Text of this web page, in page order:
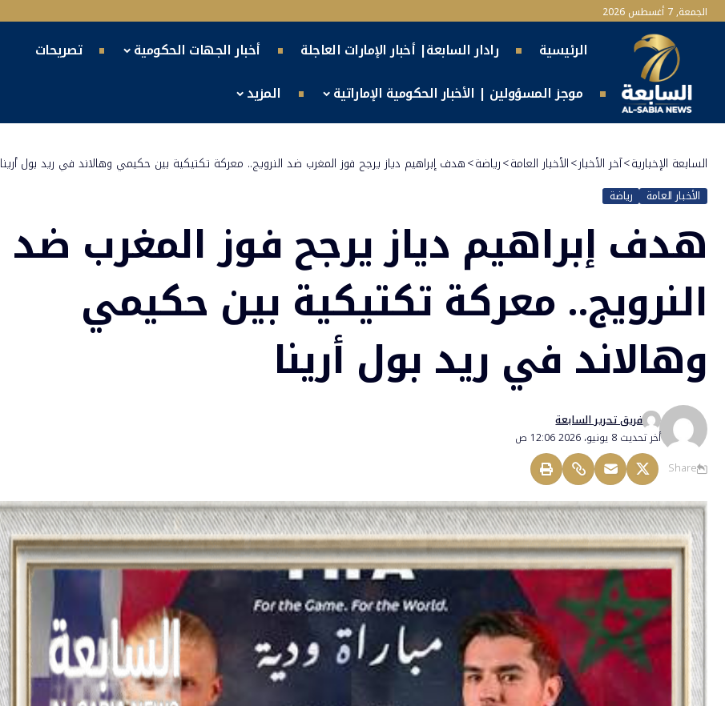
الجمعة, 7 أغسطس 2026
الرئيسية رادار السابعة| أخبار الإمارات العاجلة أخبار الجهات الحكومية
تصريحات
موجز المسؤولين | الأخبار الحكومية الإماراتية
المزيد
السابعة الإخبارية>آخر الأخبار>الأخبار العامة>رياضة>هدف إبراهيم دياز يرجح فوز المغرب ضد النرويج.. معركة تكتيكية بين حكيمي وهالاند في ريد بول أرينا
الأخبار العامة رياضة
هدف إبراهيم دياز يرجح فوز المغرب ضد
النرويج.. معركة تكتيكية بين حكيمي
وهالاند في ريد بول أرينا
أخر تحديث 8 يونيو، 2026 12:06 ص
فريق تحرير السابعة
Share